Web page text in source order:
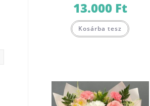
13.000 Ft
Kosárba tesz